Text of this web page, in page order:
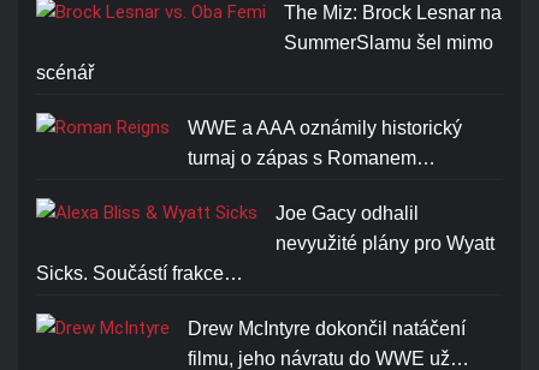
The Miz: Brock Lesnar na
SummerSlamu šel mimo
scénář
WWE a AAA oznámily historický
turnaj o zápas s Romanem…
Joe Gacy odhalil
nevyužité plány pro Wyatt
Sicks. Součástí frakce…
Drew McIntyre dokončil natáčení
filmu, jeho návratu do WWE už…